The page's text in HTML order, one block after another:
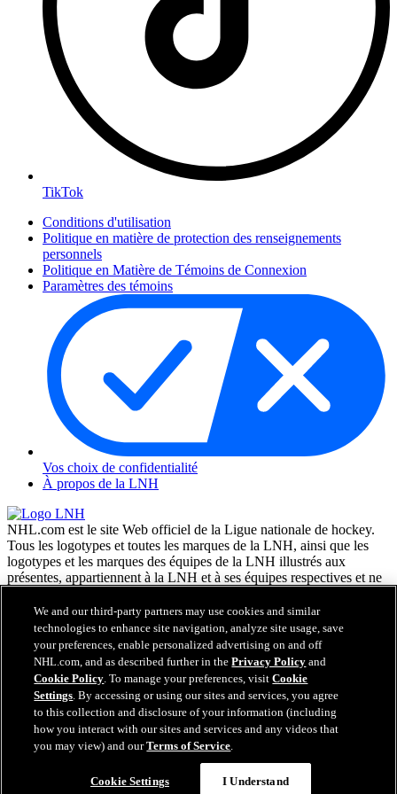
TikTok
Conditions d'utilisation
Politique en matière de protection des renseignements
personnels
Politique en Matière de Témoins de Connexion
Paramètres des témoins
Vos choix de confidentialité
À propos de la LNH
NHL.com est le site Web officiel de la Ligue nationale de hockey.
Tous les logotypes et toutes les marques de la LNH, ainsi que les
logotypes et les marques des équipes de la LNH illustrés aux
présentes, appartiennent à la LNH et à ses équipes respectives et ne
Enterprises, L.P. © LNH 2026. Tous droits réservés. Tous les
chandails d'équipe de la LNH personnalisés avec les noms des
joueurs de la LNH et leurs numéros sont officiellement sous license
de la LNH et de l'AJLNH. Le mot servant de marque Zamboni et la
configuration de la surfaceuse Zamboni sont des marques de
commerce déposées de Frank J. Zamboni & Co., Inc. © Frank J.
Zamboni & Co., Inc. 2026. Tous droits réservés. Toute autre marque
déposée ou tout droit d'auteur d'une tierce partie sont la propriété de
leurs auteurs respectifs. Tous droits réservés.
We and our third-party partners may use cookies and similar
technologies to enhance site navigation, analyze site usage, save
your preferences, enable personalized advertising on and off
NHL.com, and as described further in thePrivacy Policy and
Cookie Policy. To manage your preferences, visitCookie
Settings. By accessing or using our sites and services, you agree
to this collection and disclosure of your information (including
how you interact with our sites and services and any videos that
you may view) and ourTerms of Service.
Cookie Settings I Understand